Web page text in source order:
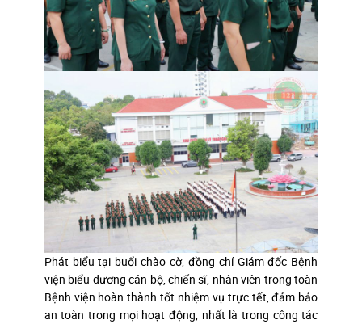
Phát biểu tại buổi chào cờ, đồng chí Giám đốc Bệnh
viện biểu dương cán bộ, chiến sĩ, nhân viên trong toàn
Bệnh viện hoàn thành tốt nhiệm vụ trực tết, đảm bảo
an toàn trong mọi hoạt động, nhất là trong công tác